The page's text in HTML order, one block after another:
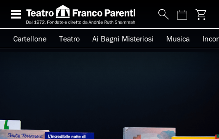
Cartellone Teatro Ai Bagni Misteriosi Musica